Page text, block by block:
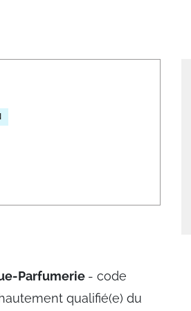
le bac
Parfumerie - code
qualifié(e) du